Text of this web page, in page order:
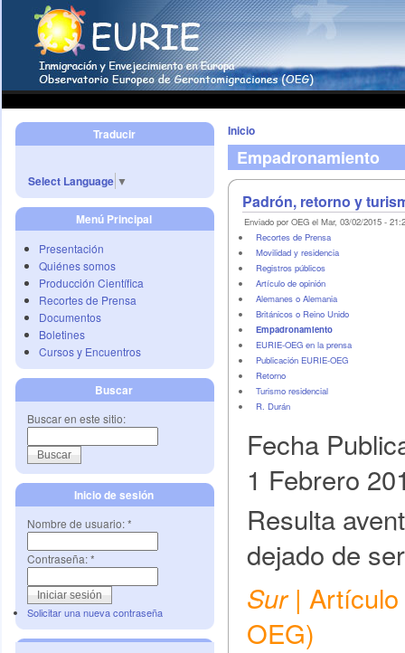
Traducir
Select Language ▼
Menú Principal
Presentación
Quiénes somos
Producción Científica
Recortes de Prensa
Documentos
Boletines
Cursos y Encuentros
Buscar
Buscar en este sitio:
Inicio de sesión
Nombre de usuario:*
Contraseña:*
Solicitar una nueva contraseña
Inicio
Empadronamiento
Padrón, retorno y
Enviado por OEG el Mar, 03/02/2015 -
Recortes de Prensa
Movilidad y residencia
Registros públicos
Artículo de opinión
Alemanes o Alemania
Británicos o Reino Unido
Empadronamiento
EURIE-OEG en la prensa
Publicación EURIE-OEG
Retorno
Turismo residencial
R. Durán
Fecha
1 Febrero
Resulta
dejado de
Sur|
OEG)